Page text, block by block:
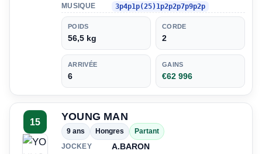
MUSIQUE 3p4p1p(25)1p2p2p7p9p2p
POIDS
56,5 kg
CORDE
2
ARRIVÉE
6
GAINS
€62 996
15 YOUNG MAN
9 ans Hongres
Partant
JOCKEY
A.BARON